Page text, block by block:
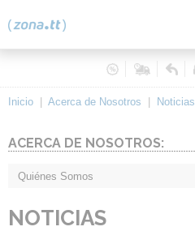
Inicio Acerca de Nosotros Noticias
ACERCA DE NOSOTROS:
Quiénes Somos
NOTICIAS